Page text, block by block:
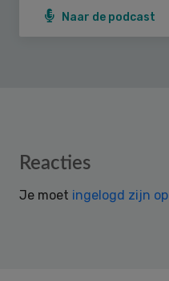
Naar de podcast
Reader
Reacties
Je moet ingelogd zijn op